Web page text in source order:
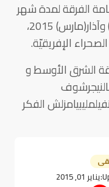
الفرقة لمدة شهر
في غانا، وذلك في شهر شباط (فبراير) وآذار(مارس) 2015،
الإفريقيّة.
الشرق الأوسط و
الفكر
يناير 01, 2015